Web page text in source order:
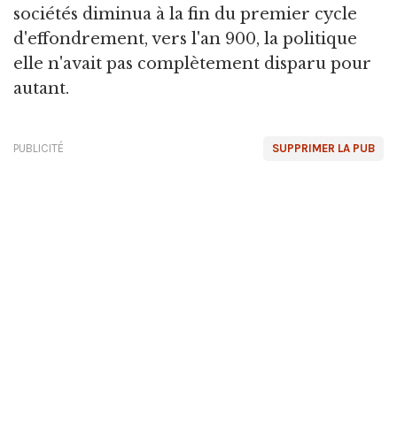
sociétés diminua à la fin du premier cycle
d'effondrement, vers l'an 900, la politique
elle n'avait pas complètement disparu pour
autant.
SUPPRIMER LA PUB
PUBLICITÉ